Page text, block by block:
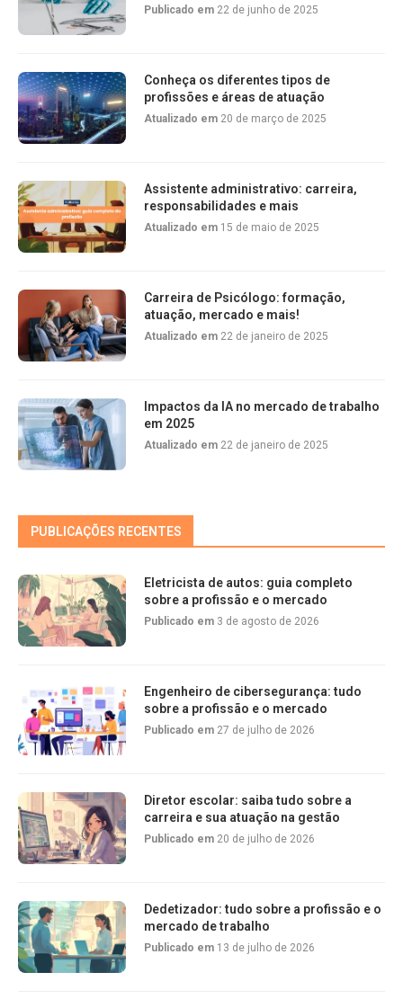
Publicado em 22 de junho de 2025
Conheça os diferentes tipos de
profissões e áreas de atuação
Atualizado em 20 de março de 2025
Assistente administrativo: carreira,
responsabilidades e mais
Atualizado em 15 de maio de 2025
Carreira de Psicólogo: formação,
atuação, mercado e mais!
Atualizado em 22 de janeiro de 2025
Impactos da IA no mercado de trabalho
em 2025
Atualizado em 22 de janeiro de 2025
PUBLICAÇÕES RECENTES
Eletricista de autos: guia completo
sobre a profissão e o mercado
Publicado em 3 de agosto de 2026
Engenheiro de cibersegurança: tudo
sobre a profissão e o mercado
Publicado em 27 de julho de 2026
Diretor escolar: saiba tudo sobre a
carreira e sua atuação na gestão
Publicado em 20 de julho de 2026
Dedetizador: tudo sobre a profissão e o
mercado de trabalho
Publicado em 13 de julho de 2026